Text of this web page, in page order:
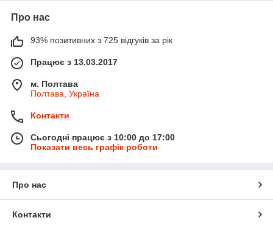
Про нас
93% позитивних з 725 відгуків за рік
Працює з 13.03.2017
м. Полтава
Полтава, Україна
Контакти
Сьогодні працює з 10:00 до 17:00
Показати весь графік роботи
Про нас
Контакти